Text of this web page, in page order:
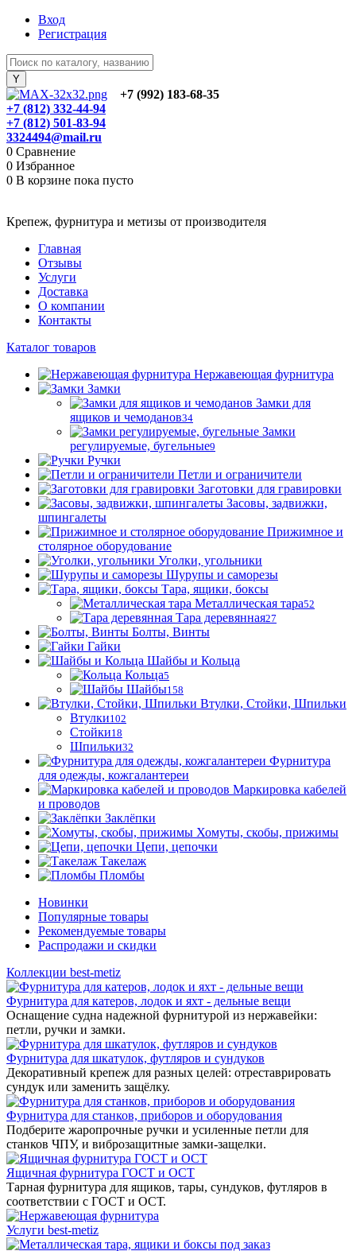
Вход
Регистрация
+7 (992) 183-68-35
+7 (812) 332-44-94
+7 (812) 501-83-94
3324494@mail.ru
0 Сравнение
0 Избранное
0 В корзине пока пусто
Крепеж, фурнитура и метизы от производителя
Главная
Отзывы
Услуги
Доставка
О компании
Контакты
Каталог товаров
Нержавеющая фурнитура
Замки
Замки для
ящиков и чемоданов34
Замки
регулируемые, бугельные9
Ручки
Петли и ограничители
Заготовки для гравировки
Засовы, задвижки,
шпингалеты
Прижимное и
столярное оборудование
Уголки, угольники
Шурупы и саморезы
Тара, ящики, боксы
Металлическая тара52
Тара деревянная27
Болты, Винты
Гайки
Шайбы и Кольца
Кольца5
Шайбы158
Втулки, Стойки, Шпильки
Втулки102
Стойки18
Шпильки32
Фурнитура
для одежды, кожгалантереи
Маркировка кабелей
и проводов
Заклёпки
Хомуты, скобы, прижимы
Цепи, цепочки
Такелаж
Пломбы
Новинки
Популярные товары
Рекомендуемые товары
Распродажи и скидки
Коллекции best-metiz
Фурнитура для катеров, лодок и яхт - дельные вещи
Оснащение судна надежной фурнитурой из нержавейки:
петли, ручки и замки.
Фурнитура для шкатулок, футляров и сундуков
Декоративный крепеж для разных целей: отреставрировать
сундук или заменить защёлку.
Фурнитура для станков, приборов и оборудования
Подберите жаропрочные ручки и усиленные петли для
станков ЧПУ, и виброзащитные замки-защелки.
Ящичная фурнитура ГОСТ и ОСТ
Тарная фурнитура для ящиков, тары, сундуков, футляров в
соответствии с ГОСТ и ОСТ.
Услуги best-metiz